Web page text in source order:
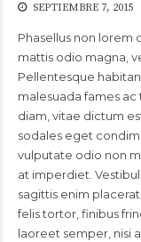
SEPTIEMBRE 7, 2015
Phasellus non lorem
mattis odio magna,
Pellentesque
malesuada fames
diam, vitae dictum
sodales eget
vulputate odio non
at imperdiet.
sagittis enim
felis tortor, finibus
laoreet semper, nisi